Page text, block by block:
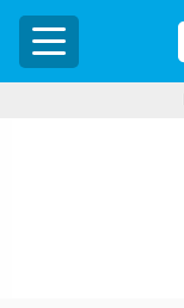
Menu